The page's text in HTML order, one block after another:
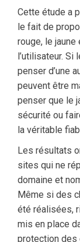
Cette étude a
le fait de
rouge, le jaune
l’utilisateur.
penser d’une
peuvent être
penser que le
sécurité ou
la véritable
Les résultats
sites qui ne
domaine et
Même si des
été réalisées,
mis en place
protection des